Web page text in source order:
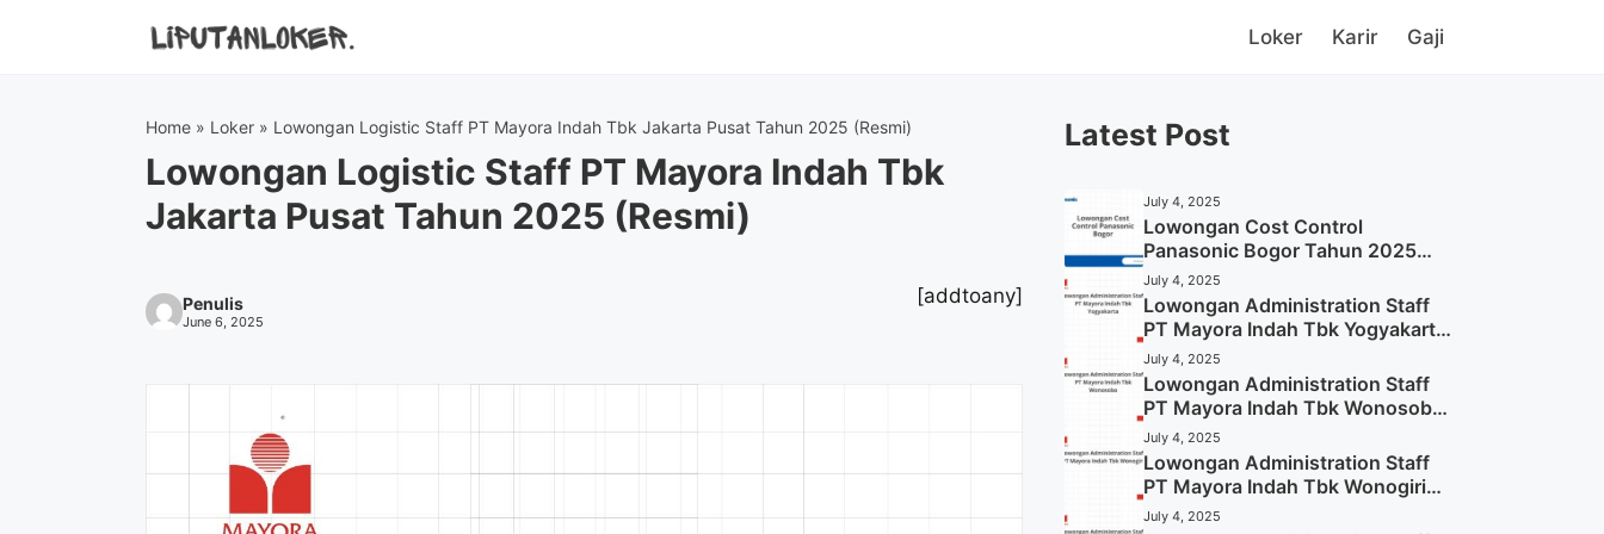
Loker Karir Gaji
Home » Loker » Lowongan Logistic Staff PT Mayora Indah Tbk Jakarta Pusat Tahun 2025 (Resmi)
Lowongan Logistic Staff PT Mayora Indah Tbk
Jakarta Pusat Tahun 2025 (Resmi)
Penulis
June 6, 2025
[addtoany]
Latest Post
July 4, 2025
Lowongan Cost Control
Panasonic Bogor Tahun 2025
(Lamar Sekarang)
July 4, 2025
Lowongan Administration Staff
PT Mayora Indah Tbk Yogyakarta
Tahun 2025
July 4, 2025
Lowongan Administration Staff
PT Mayora Indah Tbk Wonosobo
Tahun 2025 (Lamar Sekarang)
July 4, 2025
Lowongan Administration Staff
PT Mayora Indah Tbk Wonogiri
Tahun 2025 (Apply Now)
July 4, 2025